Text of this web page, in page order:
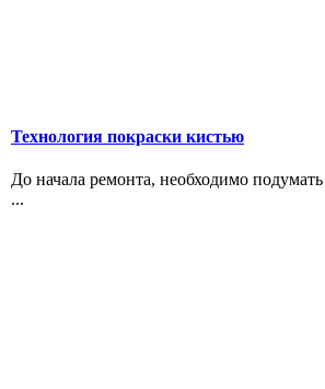
Технология покраски кистью
До начала ремонта, необходимо
...